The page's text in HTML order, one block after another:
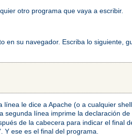
otro programa que vaya a escribir.
su navegador. Escriba lo siguiente,
le dice a Apache (o a cualquier
segunda línea imprime la declaración
de la cabecera para indicar el final
ese es el final del programa.